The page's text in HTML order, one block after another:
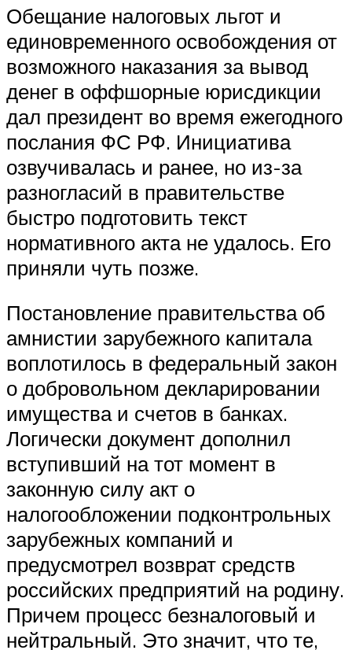
Обещание налоговых льгот и
единовременного освобождения от
возможного наказания за вывод
денег в оффшорные юрисдикции
дал президент во время ежегодного
послания ФС РФ. Инициатива
озвучивалась и ранее, но из-за
разногласий в правительстве
быстро подготовить текст
нормативного акта не удалось. Его
приняли чуть позже.
Постановление правительства об
амнистии зарубежного капитала
воплотилось в федеральный закон
о добровольном декларировании
имущества и счетов в банках.
Логически документ дополнил
вступивший на тот момент в
законную силу акт о
налогообложении подконтрольных
зарубежных компаний и
предусмотрел возврат средств
российских предприятий на родину.
Причем процесс безналоговый и
нейтральный. Это значит, что те,